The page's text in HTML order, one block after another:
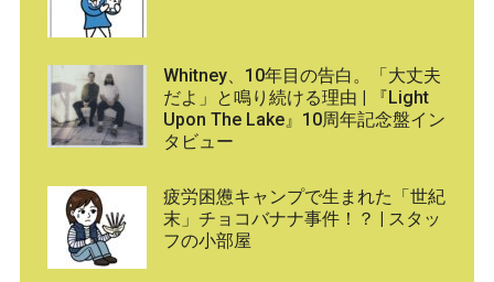
Whitney、10年目の告白。「大丈夫
だよ」と鳴り続ける理由 | 『Light
Upon The Lake』10周年記念盤イン
タビュー
疲労困憊キャンプで生まれた「世紀
末」チョコバナナ事件！？ | スタッ
フの小部屋